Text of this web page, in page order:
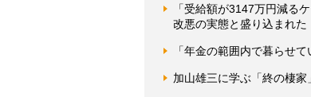
「受給額が3147万円減る
改悪の実態と盛り込まれた
「年金の範囲内で暮らせ
加山雄三に学ぶ「終の棲